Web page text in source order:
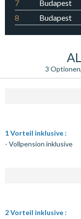
7
Budapest
8
Budapest
3
1 Vorteil inklusive :
- Vollpension inklusive
2 Vorteil inklusive :